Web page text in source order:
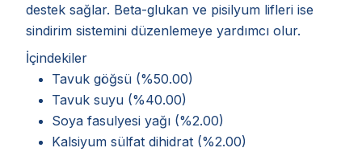
destek sağlar. Beta-glukan ve pisilyum lifleri ise
sindirim sistemini düzenlemeye yardımcı olur.
İçindekiler
Tavuk göğsü (%50.00)
Tavuk suyu (%40.00)
Soya fasulyesi yağı (%2.00)
Kalsiyum sülfat dihidrat (%2.00)